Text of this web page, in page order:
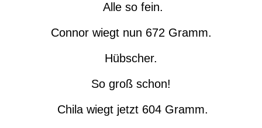
Alle so fein.
Connor wiegt nun 672 Gramm.
Hübscher.
So groß schon!
Chila wiegt jetzt 604 Gramm.